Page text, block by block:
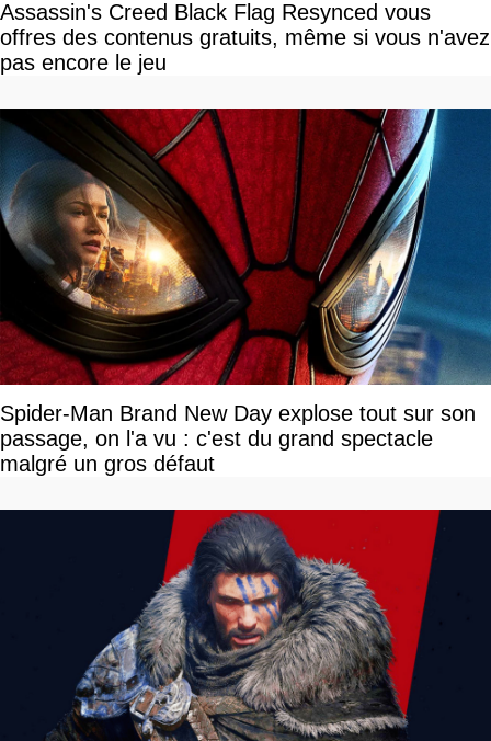
Assassin's Creed Black Flag Resynced vous
offres des contenus gratuits, même si vous n'avez
pas encore le jeu
Spider-Man Brand New Day explose tout sur son
passage, on l'a vu : c'est du grand spectacle
malgré un gros défaut